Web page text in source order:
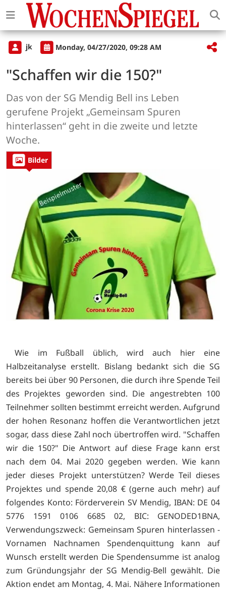
jk Monday, 04/27/2020, 09:28 AM
"Schaffen wir die 150?"
Das von der SG Mendig Bell ins Leben
gerufene Projekt „Gemeinsam Spuren
hinterlassen“ geht in die zweite und letzte
Woche.
Bilder
Wie im Fußball üblich, wird auch hier eine
Halbzeitanalyse erstellt. Bislang bedankt sich die SG
bereits bei über 90 Personen, die durch ihre Spende Teil
des Projektes geworden sind. Die angestrebten 100
Teilnehmer sollten bestimmt erreicht werden. Aufgrund
der hohen Resonanz hoffen die Verantwortlichen jetzt
sogar, dass diese Zahl noch übertroffen wird. "Schaffen
wir die 150?" Die Antwort auf diese Frage kann erst
nach dem 04. Mai 2020 gegeben werden. Wie kann
jeder dieses Projekt unterstützen? Werde Teil dieses
Projektes und spende 20,08 € (gerne auch mehr) auf
folgendes Konto: Förderverein SV Mendig, IBAN: DE 04
5776 1591 0106 6685 02, BIC: GENODED1BNA,
Verwendungszweck: Gemeinsam Spuren hinterlassen -
Vornamen Nachnamen Spendenquittung kann auf
Wunsch erstellt werden Die Spendensumme ist analog
zum Gründungsjahr der SG Mendig-Bell gewählt. Die
Aktion endet am Montag, 4. Mai. Nähere Informationen